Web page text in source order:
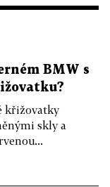
BMW s
křižovatky
skly a